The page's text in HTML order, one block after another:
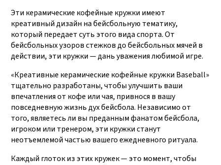
Эти керамические кофейные кружки имеют
креативный дизайн на бейсбольную тематику,
который передает суть этого вида спорта. От
бейсбольных узоров стежков до бейсбольных мячей в
действии, эти кружки — дань уважения любимой игре.
«Креативные керамические кофейные кружки Baseball»
тщательно разработаны, чтобы улучшить ваши
впечатления от кофе или чая, привнося в вашу
повседневную жизнь дух бейсбола. Независимо от
того, являетесь ли вы преданным фанатом бейсбола,
игроком или тренером, эти кружки станут
неотъемлемой частью вашего ежедневного ритуала.
Каждый глоток из этих кружек — это момент, чтобы